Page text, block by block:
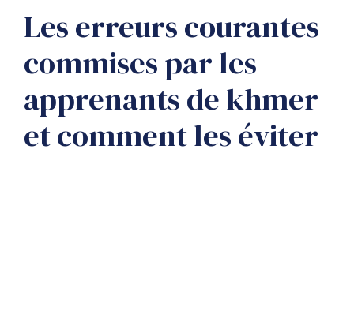
Les erreurs courantes
commises par les
apprenants de khmer
et comment les éviter